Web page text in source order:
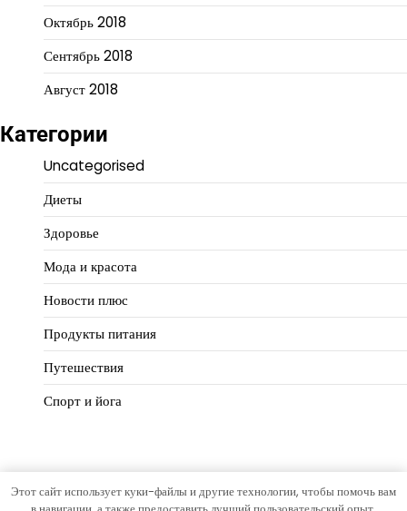
Октябрь 2018
Сентябрь 2018
Август 2018
Категории
Uncategorised
Диеты
Здоровье
Мода и красота
Новости плюс
Продукты питания
Путешествия
Спорт и йога
Copyright © 2026Идеальный балансТема Hourly News от
Этот сайт использует куки-файлы и другие технологии, чтобы помочь вам